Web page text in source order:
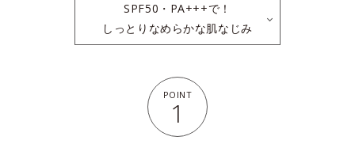
SPF50・PA+++で！
しっとりなめらかな肌なじみ
POINT
1